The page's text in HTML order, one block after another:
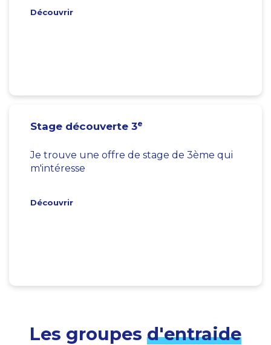
Découvrir
Stage découverte 3e
Je trouve une offre de stage de 3ème qui
m'intéresse
Découvrir
Les groupes d'entraide